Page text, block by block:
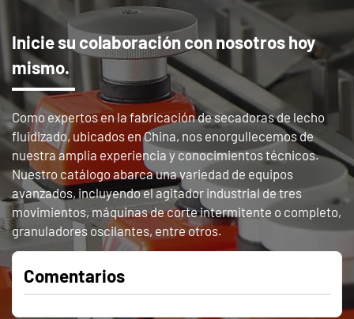
Inicie su colaboración con nosotros hoy
mismo.
Como expertos en la fabricación de secadoras de lecho
fluidizado, ubicados en China, nos enorgullecemos de
nuestra amplia experiencia y conocimientos técnicos.
Nuestro catálogo abarca una variedad de equipos
avanzados, incluyendo el agitador industrial de tres
movimientos, máquinas de corte intermitente o completo,
granuladores oscilantes, entre otros.
Comentarios